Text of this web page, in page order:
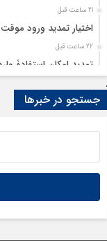
21 ساعت قبل
اختیار تمدید ورود موقت
22 ساعت قبل
تمدید امکان استفادۀ
مصوبه تسهیلات گمرکی
جستجو در خبرها